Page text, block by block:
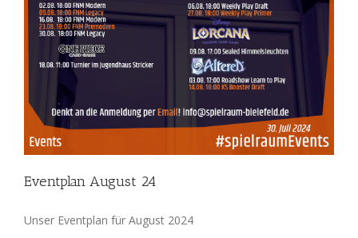
Eventplan August 24
Unser Eventplan für August 2024